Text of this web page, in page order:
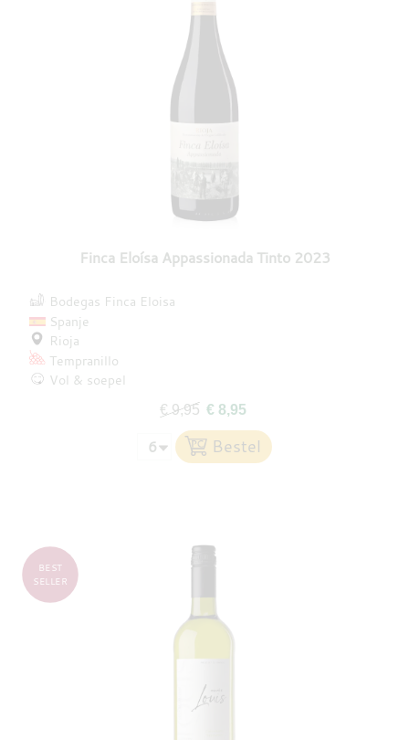
Finca Eloísa Appassionada Tinto 2023
Bodegas Finca Eloisa
Spanje
Rioja
Tempranillo
Vol & soepel
€ 9,95 € 8,95
BEST
SELLER